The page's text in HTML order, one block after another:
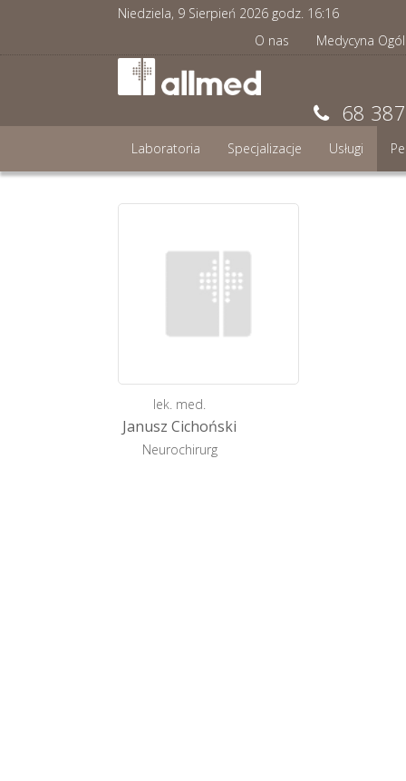
Niedziela, 9 Sierpień 2026 godz. 16:16
O nas
Medycyna
68
Laboratoria Specjalizacje Usługi
lek. med.
Janusz Cichoński
Neurochirurg